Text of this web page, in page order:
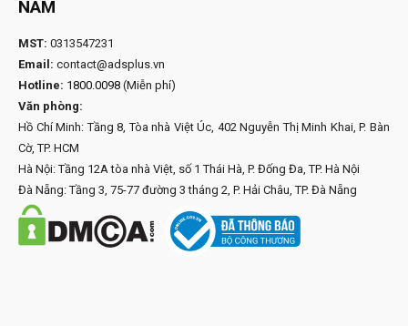
NAM
MST: 0313547231
Email: contact@adsplus.vn
Hotline: 1800.0098 (Miễn phí)
Văn phòng:
Hồ Chí Minh: Tầng 8, Tòa nhà Việt Úc, 402 Nguyễn Thị Minh Khai, P. Bàn
Cờ, TP. HCM
Hà Nội: Tầng 12A tòa nhà Việt, số 1 Thái Hà, P. Đống Đa, TP. Hà Nội
Đà Nẵng: Tầng 3, 75-77 đường 3 tháng 2, P. Hải Châu, TP. Đà Nẵng